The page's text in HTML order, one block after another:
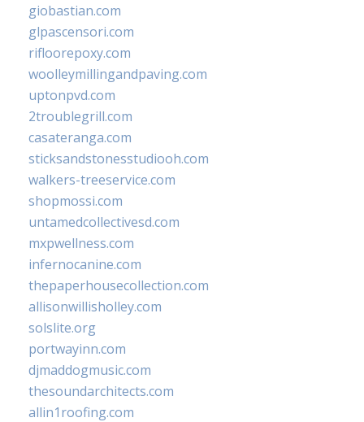
giobastian.com
glpascensori.com
rifloorepoxy.com
woolleymillingandpaving.com
uptonpvd.com
2troublegrill.com
casateranga.com
sticksandstonesstudiooh.com
walkers-treeservice.com
shopmossi.com
untamedcollectivesd.com
mxpwellness.com
infernocanine.com
thepaperhousecollection.com
allisonwillisholley.com
solslite.org
portwayinn.com
djmaddogmusic.com
thesoundarchitects.com
allin1roofing.com